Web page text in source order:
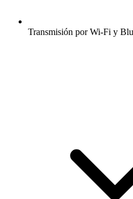
Transmisión por Wi-Fi y